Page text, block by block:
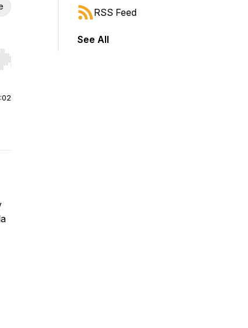
Hold shift to jump forward or backward.
RSS Feed
See All